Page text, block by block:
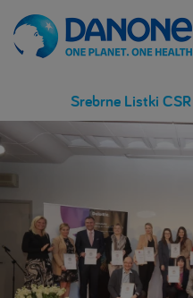
Srebrne Listki